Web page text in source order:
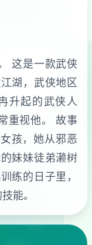
这是一款武侠
湖，武侠地区
升起的武侠人
重视他。 故事
孩，她从邪恶
妹妹徒弟濑树
练的日子里，
能。